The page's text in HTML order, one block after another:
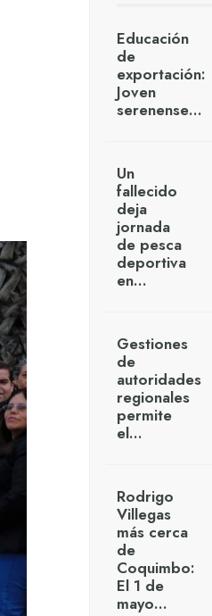
Educación
de
exportación:
Joven
serenense…
Un
fallecido
deja
jornada
de pesca
deportiva
en…
Gestiones
de
autoridades
regionales
permite
el…
Rodrigo
Villegas
más cerca
de
Coquimbo:
El 1 de
mayo…